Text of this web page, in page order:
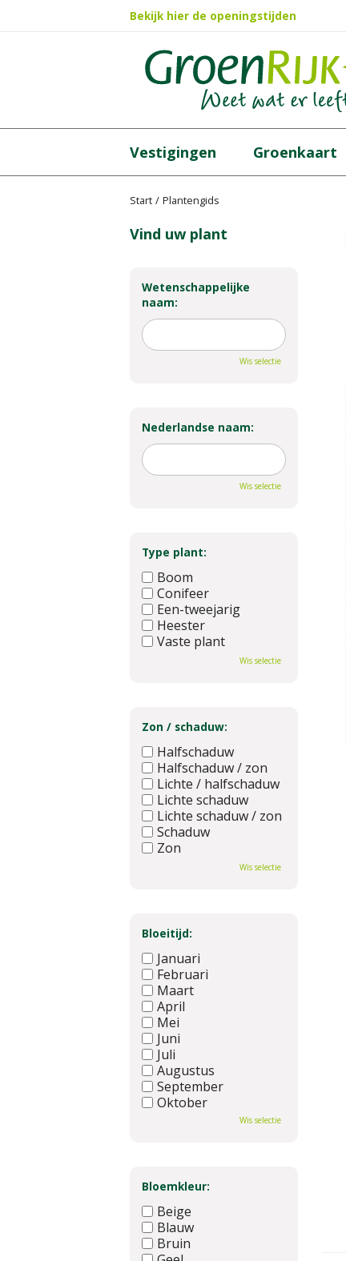
Start Plantengids
Bekijk hier de openingstijden
Vestigingen Groenkaart
Vind uw plant
Wetenschappelijke
naam:
Wis selectie
Nederlandse naam:
Wis selectie
Type plant:
Boom
Conifeer
Een-tweejarig
Heester
Vaste plant
Wis selectie
Zon / schaduw:
Halfschaduw
Halfschaduw / zon
Lichte / halfschaduw
Lichte schaduw
Lichte schaduw / zon
Schaduw
Zon
Wis selectie
Bloeitijd:
Januari
Februari
Maart
April
Mei
Juni
Juli
Augustus
September
Oktober
Wis selectie
Bloemkleur:
Beige
Blauw
Bruin